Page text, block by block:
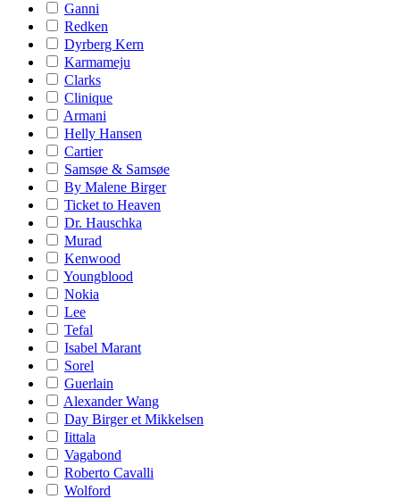
Ganni
Redken
Dyrberg Kern
Karmameju
Clarks
Clinique
Armani
Helly Hansen
Cartier
Samsøe & Samsøe
By Malene Birger
Ticket to Heaven
Dr. Hauschka
Murad
Kenwood
Youngblood
Nokia
Lee
Tefal
Isabel Marant
Sorel
Guerlain
Alexander Wang
Day Birger et Mikkelsen
Iittala
Vagabond
Roberto Cavalli
Wolford